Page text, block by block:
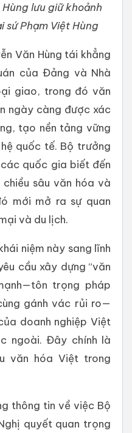
lưu giữ khoảnh
sứ Phạm Việt Hùng
Văn Hùng tái khẳng
của Đảng và Nhà
giao, trong đó văn
ngày càng được xác
tạo nền tảng vững
quốc tế. Bộ trưởng
quốc gia biết đến
sâu văn hóa và
mới mở ra sự quan
và du lịch.
niệm này sang lĩnh
cầu xây dựng “văn
trọng pháp
gánh vác rủi ro—
doanh nghiệp Việt
ngoài. Đây chính là
văn hóa Việt trong
thông tin về việc Bộ
quyết quan trọng